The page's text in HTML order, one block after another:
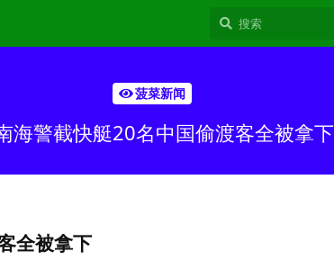
菠菜新闻
海警截快艇20名中国偷渡客全被拿下
全被拿下